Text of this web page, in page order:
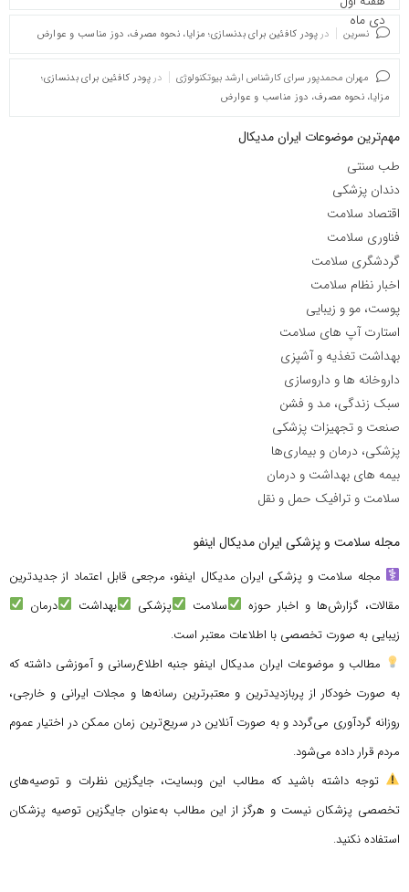
نسرین در پودر کافئین برای بدنسازی؛ مزایا، نحوه مصرف، دوز مناسب و عوارض
مهران محمدپور سرای کارشناس ارشد بیوتکنولوژی در پودر کافئین برای بدنسازی؛
مزایا، نحوه مصرف، دوز مناسب و عوارض
مهم‌ترین موضوعات ایران مدیکال
طب سنتی
دندان پزشکی
اقتصاد سلامت
فناوری سلامت
گردشگری سلامت
اخبار نظام سلامت
پوست، مو و زیبایی
استارت آپ های سلامت
بهداشت تغذیه و آشپزی
داروخانه ها و داروسازی
سبک زندگی، مد و فشن
صنعت و تجهیزات پزشکی
پزشکی، درمان و بیماری‌ها
بیمه های بهداشت و درمان
سلامت و ترافیک حمل و نقل
مجله سلامت و پزشکی ایران مدیکال اینفو
مجله سلامت و پزشکی ایران مدیکال اینفو، مرجعی قابل اعتماد از جدیدترین
مقالات، گزارش‌ها و اخبار حوزه
سلامت پزشکی بهداشت
درمان
زیبایی به صورت تخصصی با اطلاعات معتبر است.
مطالب و موضوعات ایران مدیکال اینفو جنبه اطلاع‌رسانی و آموزشی داشته که
به صورت خودکار از پربازدیدترین و معتبرترین رسانه‌ها و مجلات ایرانی و خارجی،
روزانه گردآوری می‌گردد و به صورت آنلاین در سریع‌ترین زمان ممکن در اختیار عموم
مردم قرار داده می‌شود.
توجه داشته باشید که مطالب این وبسایت، جایگزین نظرات و توصیه‌های
تخصصی پزشکان نیست و هرگز از این مطالب به‌عنوان جایگزین توصیه پزشکان
استفاده نکنید.